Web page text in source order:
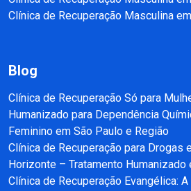
Clínica de Recuperação Masculina
Blog
Clínica de Recuperação Só para
Humanizado para Dependência
Feminino em São Paulo e Região
Clínica de Recuperação para Drogas
Horizonte – Tratamento Humanizado
Clínica de Recuperação Evangélica: